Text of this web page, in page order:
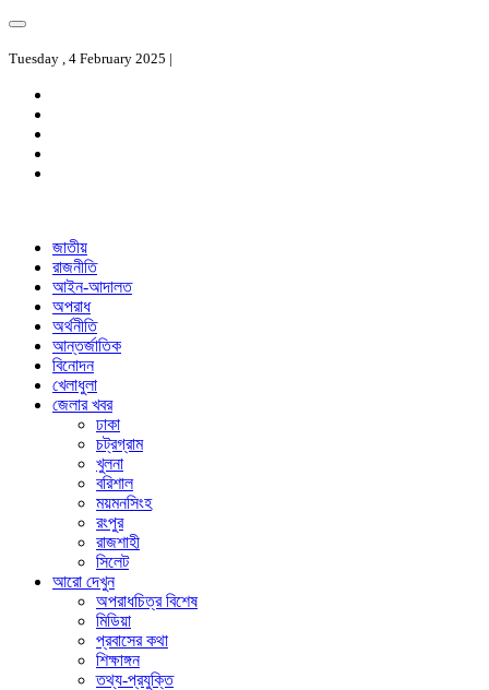
Tuesday , 4 February 2025 |
জাতীয়
রাজনীতি
আইন-আদালত
অপরাধ
অর্থনীতি
আন্তর্জাতিক
বিনোদন
খেলাধুলা
জেলার খবর
ঢাকা
চট্রগ্রাম
খুলনা
বরিশাল
ময়মনসিংহ
রংপুর
রাজশাহী
সিলেট
আরো দেখুন
অপরাধচিত্র বিশেষ
মিডিয়া
প্রবাসের কথা
শিক্ষাঙ্গন
তথ্য-প্রযুক্তি